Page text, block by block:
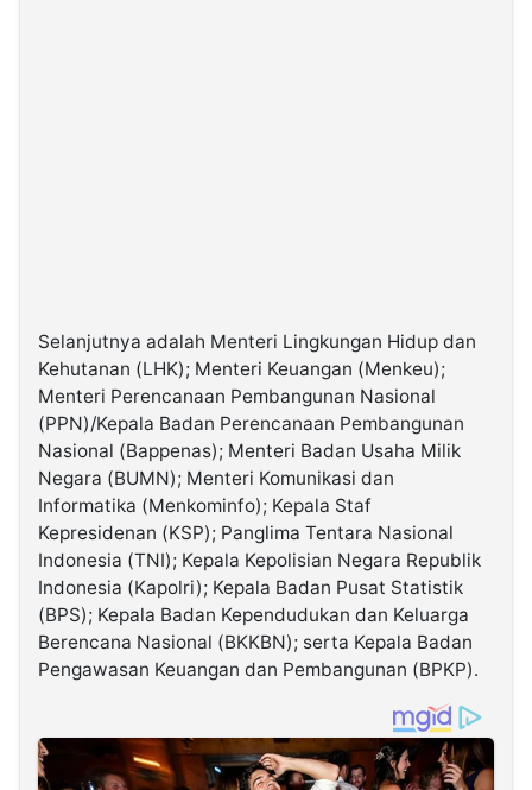
Selanjutnya adalah Menteri Lingkungan Hidup dan
Kehutanan (LHK); Menteri Keuangan (Menkeu);
Menteri Perencanaan Pembangunan Nasional
(PPN)/Kepala Badan Perencanaan Pembangunan
Nasional (Bappenas); Menteri Badan Usaha Milik
Negara (BUMN); Menteri Komunikasi dan
Informatika (Menkominfo); Kepala Staf
Kepresidenan (KSP); Panglima Tentara Nasional
Indonesia (TNI); Kepala Kepolisian Negara Republik
Indonesia (Kapolri); Kepala Badan Pusat Statistik
(BPS); Kepala Badan Kependudukan dan Keluarga
Berencana Nasional (BKKBN); serta Kepala Badan
Pengawasan Keuangan dan Pembangunan (BPKP).